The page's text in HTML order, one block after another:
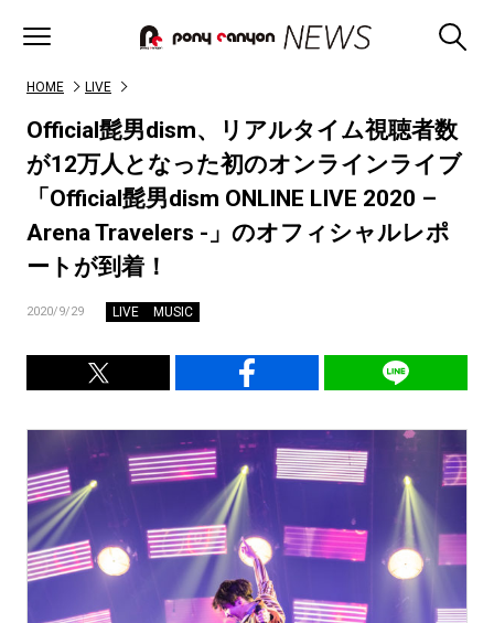
HOME LIVE
Official髭男dism、リアルタイム視聴者数
が12万人となった初のオンラインライブ
「Official髭男dism ONLINE LIVE 2020 –
Arena Travelers -」のオフィシャルレポ
ートが到着！
2020/9/29 LIVE MUSIC